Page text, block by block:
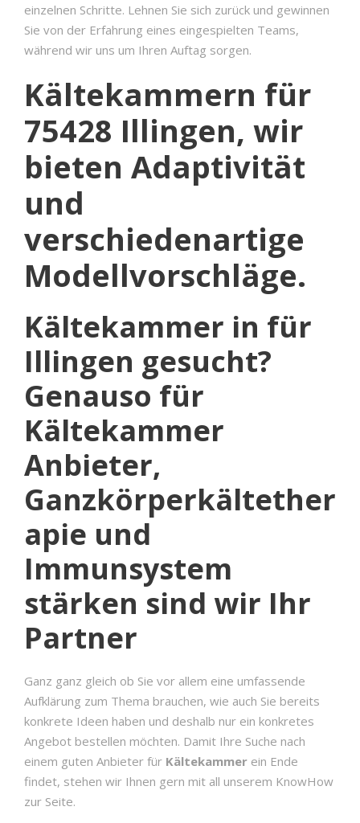
einzelnen Schritte. Lehnen Sie sich zurück und gewinnen
Sie von der Erfahrung eines eingespielten Teams,
während wir uns um Ihren Auftag sorgen.
Kältekammern für
75428 Illingen, wir
bieten Adaptivität
und
verschiedenartige
Modellvorschläge.
Kältekammer in für
Illingen gesucht?
Genauso für
Kältekammer
Anbieter,
Ganzkörperkältether
apie und
Immunsystem
stärken sind wir Ihr
Partner
Ganz ganz gleich ob Sie vor allem eine umfassende
Aufklärung zum Thema brauchen, wie auch Sie bereits
konkrete Ideen haben und deshalb nur ein konkretes
Angebot bestellen möchten. Damit Ihre Suche nach
einem guten Anbieter für Kältekammer ein Ende
findet, stehen wir Ihnen gern mit all unserem KnowHow
zur Seite.